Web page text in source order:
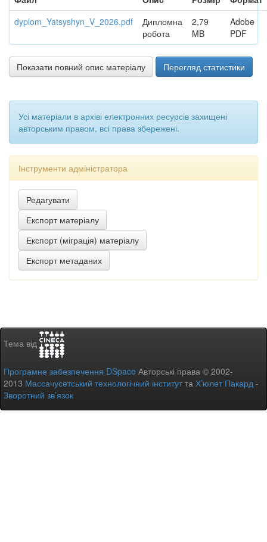
dyplom_Yatsyshyn_V_2026.pdf
Дипломна
робота
2,79
MB
Adobe
PDF
Показати повний опис матеріалу Перегляд статистики
Усі матеріали в архіві електронних ресурсів захищені
авторським правом, всі права збережені.
Інструменти адміністратора
Тема від
Програмне забезпечення DSpace Авторські права © 2002-
2013 Массачусетський технологічний інститутта Х’юлет Пакард -
Зворотний зв’язок